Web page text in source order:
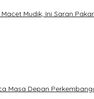
Mudik, Ini Saran
Masa Depan